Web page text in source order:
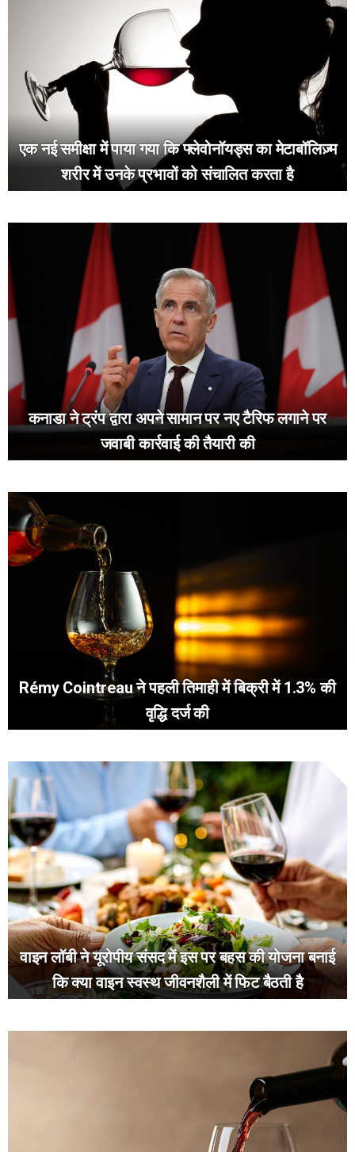
एक नई समीक्षा में पाया गया कि फ्लेवोनॉयड्स का मेटाबॉलिज़्म
शरीर में उनके प्रभावों को संचालित करता है
कनाडा ने ट्रंप द्वारा अपने सामान पर नए टैरिफ लगाने पर
जवाबी कार्रवाई की तैयारी की
Rémy Cointreau ने पहली तिमाही में बिक्री में 1.3% की
वृद्धि दर्ज की
वाइन लॉबी ने यूरोपीय संसद में इस पर बहस की योजना बनाई
कि क्या वाइन स्वस्थ जीवनशैली में फिट बैठती है